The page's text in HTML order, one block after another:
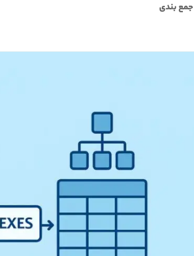
جمع بندی